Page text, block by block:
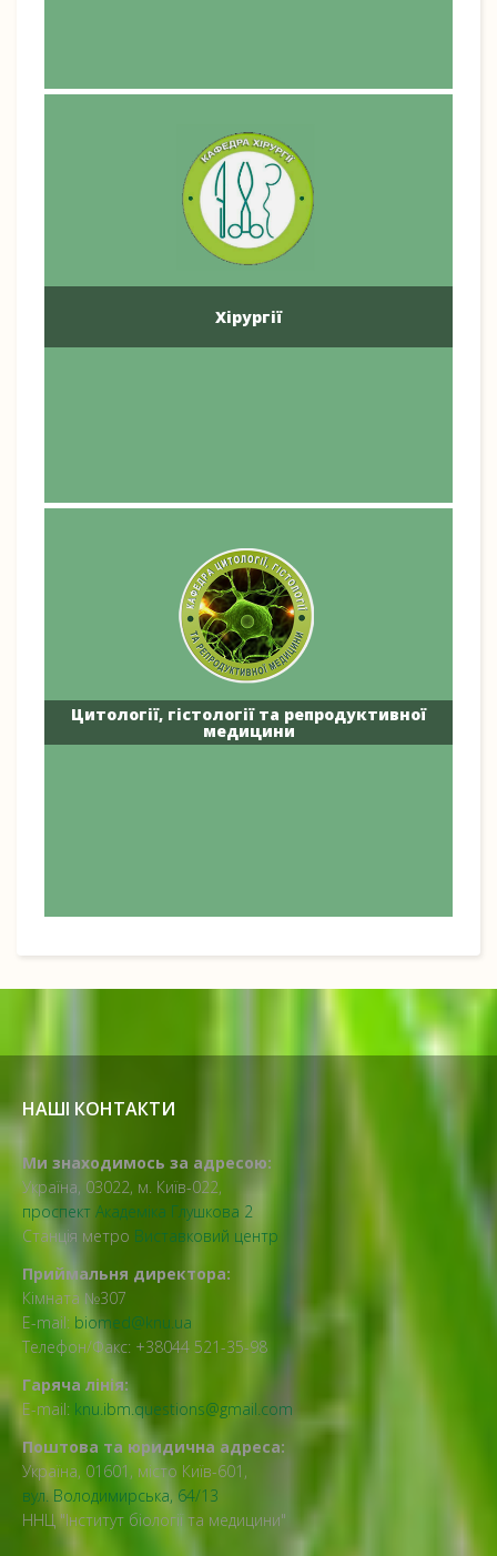
Хірургії
Цитології, гістології та репродуктивної
медицини
НАШІ КОНТАКТИ
Ми знаходимось за адресою:
Україна, 03022, м. Київ-022,
проспект Академіка Глушкова 2
Станція метро Виставковий центр
Приймальня директора:
Кімната №307
E-mail: biomed@knu.ua
Телефон/Факс: +38044 521-35-98
Гаряча лінія:
E-mail: knu.ibm.questions@gmail.com
Поштова та юридична адреса:
Україна, 01601, місто Київ-601,
вул. Володимирська, 64/13
ННЦ "Інститут біології та медицини"